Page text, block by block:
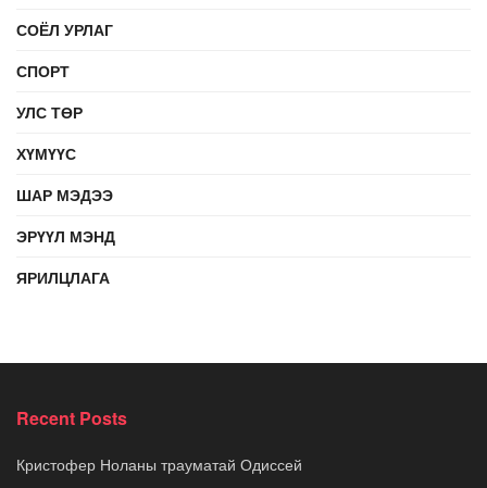
СОЁЛ УРЛАГ
СПОРТ
УЛС ТӨР
ХҮМҮҮС
ШАР МЭДЭЭ
ЭРҮҮЛ МЭНД
ЯРИЛЦЛАГА
Recent Posts
Кристофер Ноланы трауматай Одиссей